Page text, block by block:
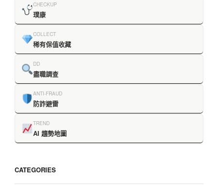
CHECKUP
璞康
COLLECT
稀有保值收藏
DD
盡職調查
ANTI-FRAUD
防詐避雷
TREND
AI 趨勢地圖
CATEGORIES